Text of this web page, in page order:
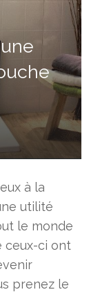
à la
utilité
le monde
ceux-ci ont
prenez le